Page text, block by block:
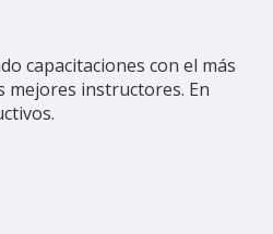
capacitaciones con el más
mejores instructores. En